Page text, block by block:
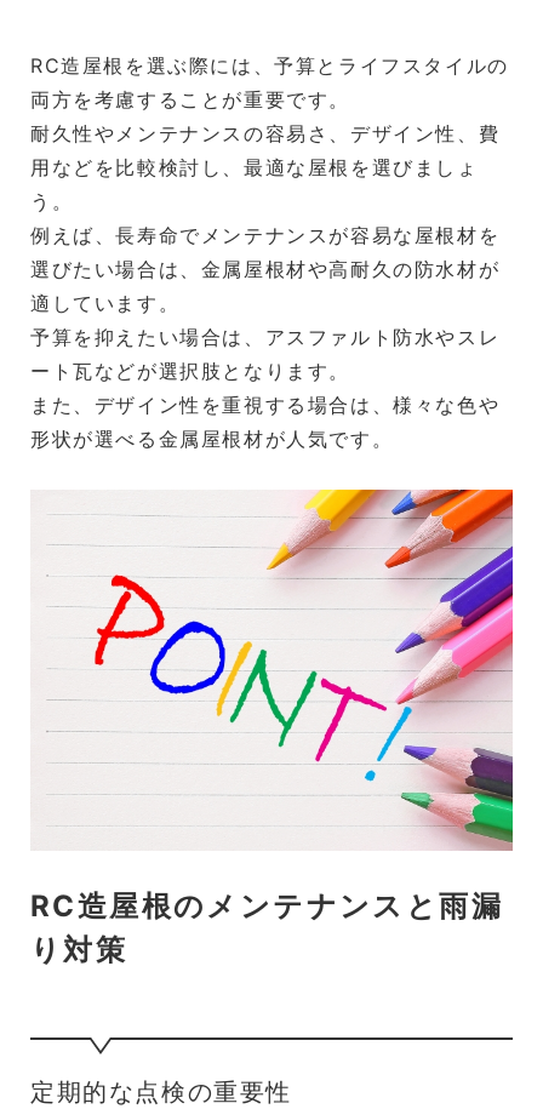
RC造屋根を選ぶ際には、予算とライフスタイルの
両方を考慮することが重要です。
耐久性やメンテナンスの容易さ、デザイン性、費
用などを比較検討し、最適な屋根を選びましょ
う。
例えば、長寿命でメンテナンスが容易な屋根材を
選びたい場合は、金属屋根材や高耐久の防水材が
適しています。
予算を抑えたい場合は、アスファルト防水やスレ
ート瓦などが選択肢となります。
また、デザイン性を重視する場合は、様々な色や
形状が選べる金属屋根材が人気です。
RC造屋根のメンテナンスと雨漏
り対策
定期的な点検の重要性